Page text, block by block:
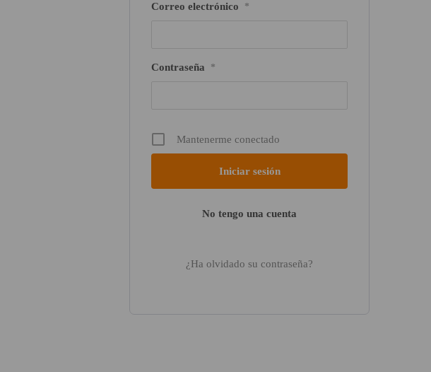
Correo electrónico *
Contraseña *
Mantenerme conectado
No tengo una cuenta
¿Ha olvidado su contraseña?